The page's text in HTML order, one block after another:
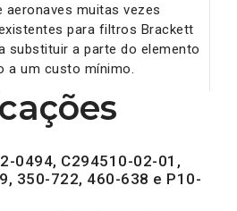
aeronaves muitas vezes
para filtros Brackett
substituir a parte do elemento
um custo mínimo.
0494, C294510-02-01,
350-722, 460-638 e P10-